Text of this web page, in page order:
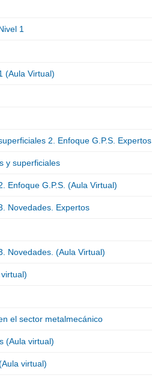
1
(Aula Virtual)
2. Enfoque G.P.S. Expertos
y superficiales
Enfoque G.P.S. (Aula Virtual)
Novedades. Expertos
Novedades. (Aula Virtual)
el sector metalmecánico
(Aula virtual)
virtual)